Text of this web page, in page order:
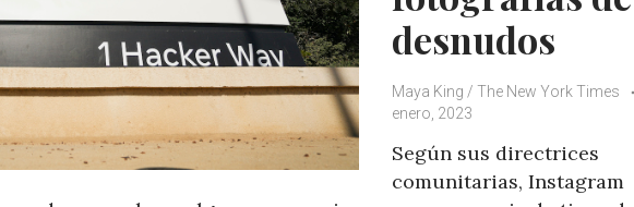
desnudos
Maya King / The New York Times
enero, 2023
Según sus directrices
comunitarias, Instagram